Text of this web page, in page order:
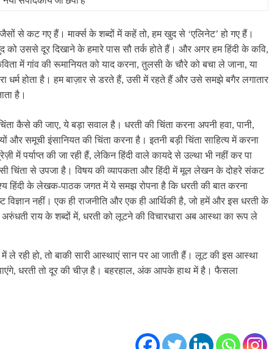
से कट गए हैं। मार्क्‍स के शब्‍दों में कहें तो, हम खुद से ‘एलिनेट’ हो गए हैं।
को उससे दूर दिखाने के हमारे पास सौ तर्क होते हैं। और अगर हम हिंदी के कवि,
में गांव की रूमानियत को याद करना, तुलसी के चौरे को बचा ले जाना, या
धर्म होता है। हम बाज़ार से डरते हैं, उसी में रहते हैं और उसे समझे बगैर लगातार
है।
कैसे की जाए, ये बड़ा सवाल है। धरती की चिंता करना अपनी हवा, पानी,
और समूची इंसानियत की चिंता करना है। इतनी बड़ी चिंता साहित्‍य में करना
में पर्याप्‍त की जा रही हैं, लेकिन हिंदी वाले कायदे से उल्‍था भी नहीं कर पा
चिंता से उपजा है। विषय की व्‍यापकता और हिंदी में मूल लेखन के दोहरे संकट
हिंदी के लेखक-पाठक जगत में ये समझ रोपना है कि धरती की बात करना
विज्ञान नहीं। एक ही राजनीति और एक ही आर्थिकी है, जो हमें और इस धरती के
राय के शब्‍दों में, धरती को लूटने की विचारधारा अब आस्‍था का रूप ले
रही हो, तो बाकी सारी आस्‍थाएं सान पर आ जाती हैं। लूट की इस आस्‍था
धरती तो दूर की चीज़ है। बहरहाल, अंक आपके हाथ में है। फैसला